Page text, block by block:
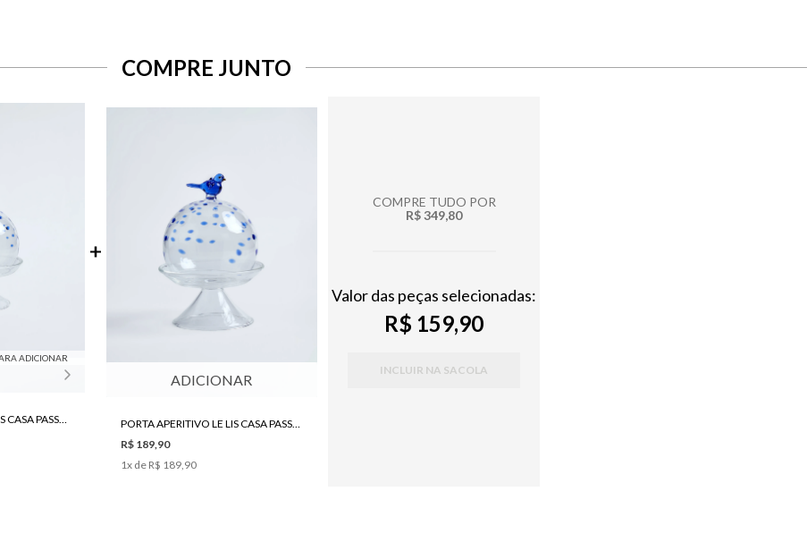
COMPRE JUNTO
ADICIONAR
PORTA APERITIVO LE LIS CASA PASSARINHO I
ADICIONAR
PORTA APERITIVO LE LIS CASA PASSARINHO II
R$ 189,90
1x de R$ 189,90
COMPRE TUDO POR
R$ 349,80
Valor das peças selecionadas:
R$ 159,90
INCLUIR NA SACOLA